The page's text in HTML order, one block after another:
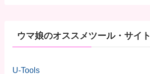
ウマ娘のオススメツール・サイト
U-Tools